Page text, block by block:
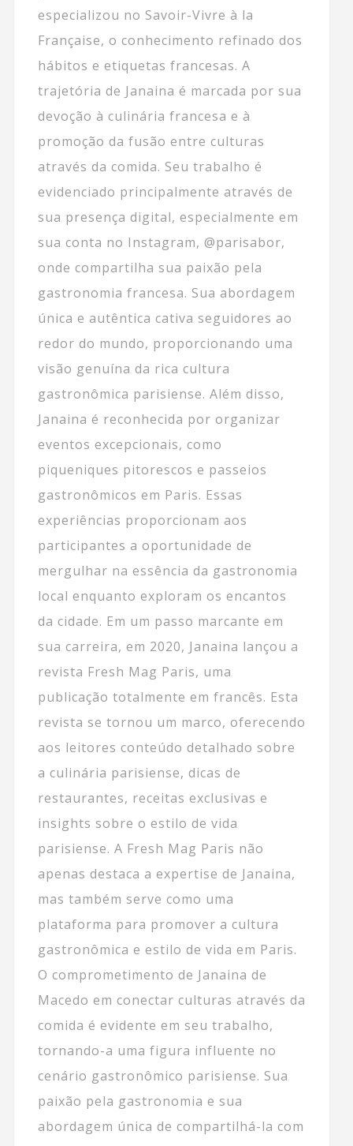
especializou no Savoir-Vivre à la
Française, o conhecimento refinado dos
hábitos e etiquetas francesas. A
trajetória de Janaina é marcada por sua
devoção à culinária francesa e à
promoção da fusão entre culturas
através da comida. Seu trabalho é
evidenciado principalmente através de
sua presença digital, especialmente em
sua conta no Instagram, @parisabor,
onde compartilha sua paixão pela
gastronomia francesa. Sua abordagem
única e autêntica cativa seguidores ao
redor do mundo, proporcionando uma
visão genuína da rica cultura
gastronômica parisiense. Além disso,
Janaina é reconhecida por organizar
eventos excepcionais, como
piqueniques pitorescos e passeios
gastronômicos em Paris. Essas
experiências proporcionam aos
participantes a oportunidade de
mergulhar na essência da gastronomia
local enquanto exploram os encantos
da cidade. Em um passo marcante em
sua carreira, em 2020, Janaina lançou a
revista Fresh Mag Paris, uma
publicação totalmente em francês. Esta
revista se tornou um marco, oferecendo
aos leitores conteúdo detalhado sobre
a culinária parisiense, dicas de
restaurantes, receitas exclusivas e
insights sobre o estilo de vida
parisiense. A Fresh Mag Paris não
apenas destaca a expertise de Janaina,
mas também serve como uma
plataforma para promover a cultura
gastronômica e estilo de vida em Paris.
O comprometimento de Janaina de
Macedo em conectar culturas através da
comida é evidente em seu trabalho,
tornando-a uma figura influente no
cenário gastronômico parisiense. Sua
paixão pela gastronomia e sua
abordagem única de compartilhá-la com